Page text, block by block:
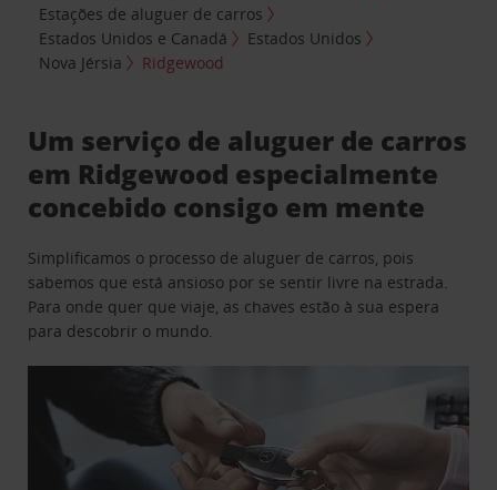
Estações de aluguer de carros
Estados Unidos e Canadá
Estados Unidos
Nova Jérsia
Ridgewood
Um serviço de aluguer de carros
em Ridgewood especialmente
concebido consigo em mente
Simplificamos o processo de aluguer de carros, pois
sabemos que está ansioso por se sentir livre na estrada.
Para onde quer que viaje, as chaves estão à sua espera
para descobrir o mundo.